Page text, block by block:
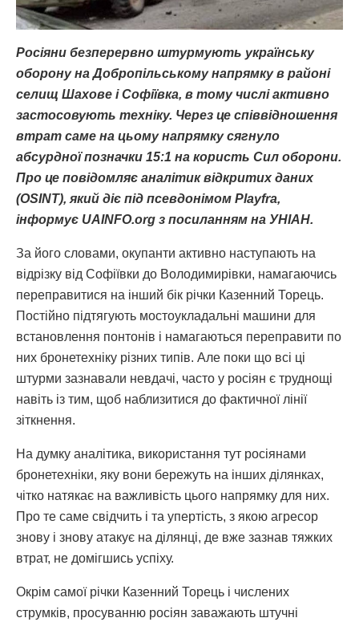
Росіяни безперервно штурмують українську
оборону на Добропільському напрямку в районі
селищ Шахове і Софіївка, в тому числі активно
застосовують техніку. Через це співвідношення
втрат саме на цьому напрямку сягнуло
абсурдної позначки 15:1 на користь Сил оборони.
Про це повідомляє аналітик відкритих даних
(OSINT), який діє під псевдонімом Playfra,
інформує UAINFO.org з посиланням на УНІАН.
За його словами, окупанти активно наступають на
відрізку від Софіївки до Володимирівки, намагаючись
переправитися на інший бік річки Казенний Торець.
Постійно підтягують мостоукладальні машини для
встановлення понтонів і намагаються переправити по
них бронетехніку різних типів. Але поки що всі ці
штурми зазнавали невдачі, часто у росіян є труднощі
навіть із тим, щоб наблизитися до фактичної лінії
зіткнення.
На думку аналітика, використання тут росіянами
бронетехніки, яку вони бережуть на інших ділянках,
чітко натякає на важливість цього напрямку для них.
Про те саме свідчить і та упертість, з якою агресор
знову і знову атакує на ділянці, де вже зазнав тяжких
втрат, не домігшись успіху.
Окрім самої річки Казенний Торець і числених
струмків, просуванню росіян заважають штучні